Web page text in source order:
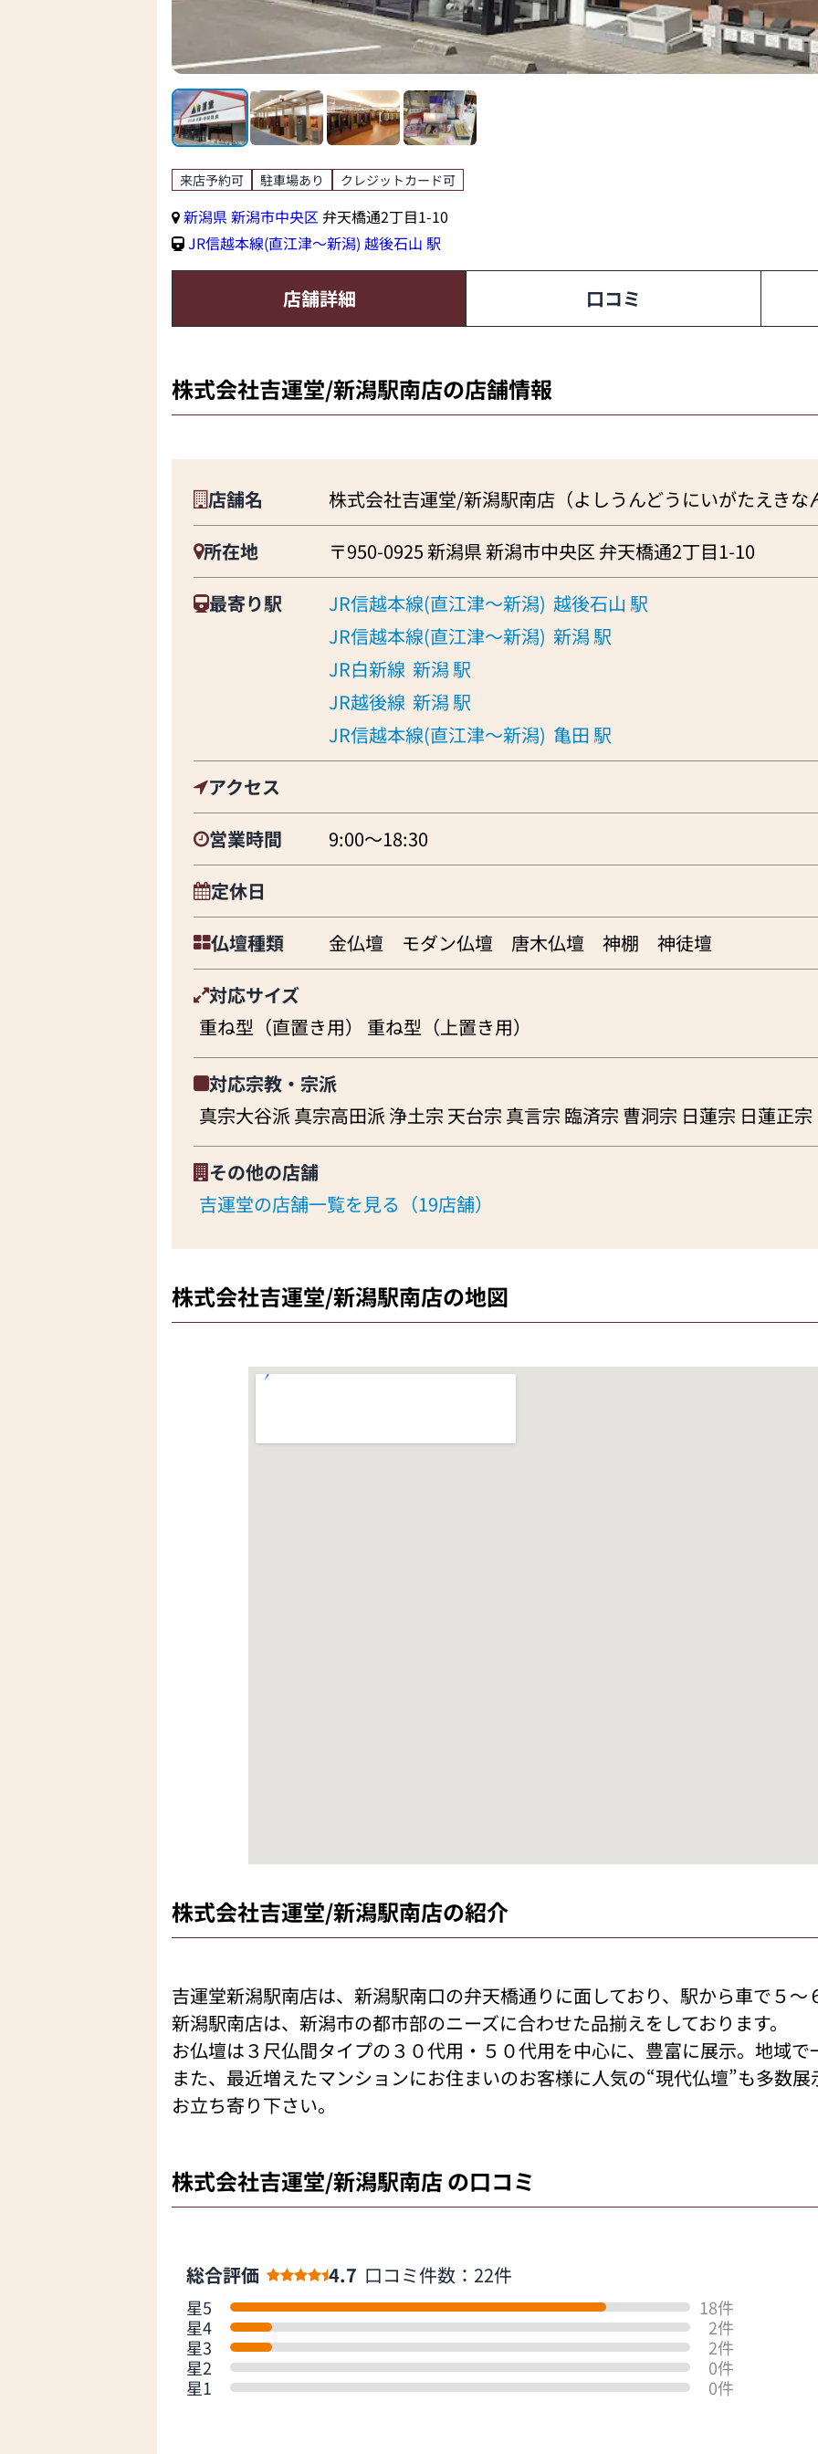
来店予約可 駐車場あり クレジットカード可
新潟県新潟市中央区弁天橋通2丁目1-10
JR信越本線(直江津～新潟) 越後石山 駅
店舗詳細 口コミ
株式会社吉運堂/新潟駅南店の店舗情報
店舗名
株式会社吉運堂/新潟駅南店（よしうんどうにいがたえきな
所在地
〒950-0925 新潟県 新潟市中央区 弁天橋通2丁目1-10
最寄り駅
JR信越本線(直江津～新潟) 越後石山 駅
JR信越本線(直江津～新潟) 新潟 駅
JR白新線 新潟 駅
JR越後線 新潟 駅
JR信越本線(直江津～新潟) 亀田 駅
アクセス
営業時間
9:00～18:30
定休日
仏壇種類
金仏壇 モダン仏壇 唐木仏壇 神棚 神徒壇
対応サイズ
重ね型（直置き用） 重ね型（上置き用）
対応宗教・宗派
真宗大谷派 真宗高田派 浄土宗 天台宗 真言宗 臨済宗 曹洞宗 日蓮宗 日蓮正
その他の店舗
吉運堂の店舗一覧を見る（19店舗）
株式会社吉運堂/新潟駅南店の地図
株式会社吉運堂/新潟駅南店の紹介
吉運堂新潟駅南店は、新潟駅南口の弁天橋通りに面しており、駅から車で５～
新潟駅南店は、新潟市の都市部のニーズに合わせた品揃えをしております。
お仏壇は３尺仏間タイプの３０代用・５０代用を中心に、豊富に展示。地域
また、最近増えたマンションにお住まいのお客様に人気の“現代仏壇”も多数
お立ち寄り下さい。
株式会社吉運堂/新潟駅南店 の口コミ
総合評価 4.7 口コミ件数：22件
星5
18件
星4
2件
星3
2件
星2
0件
星1
0件